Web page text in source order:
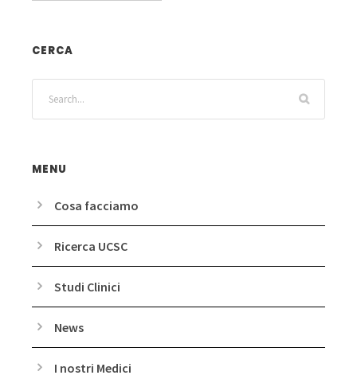
CERCA
MENU
Cosa facciamo
Ricerca UCSC
Studi Clinici
News
I nostri Medici